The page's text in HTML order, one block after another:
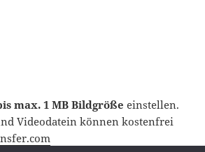
max. 1 MB Bildgröße einstellen.
Videodatein können kostenfrei